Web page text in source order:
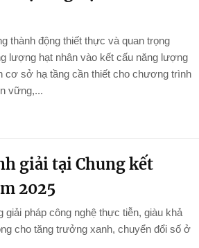
thành động thiết thực và quan trọng
lượng hạt nhân vào kết cấu năng lượng
cơ sở hạ tầng cần thiết cho chương trình
vững,...
giải tại Chung kết
2025
giải pháp công nghệ thực tiễn, giàu khả
cho tăng trưởng xanh, chuyển đổi số ở